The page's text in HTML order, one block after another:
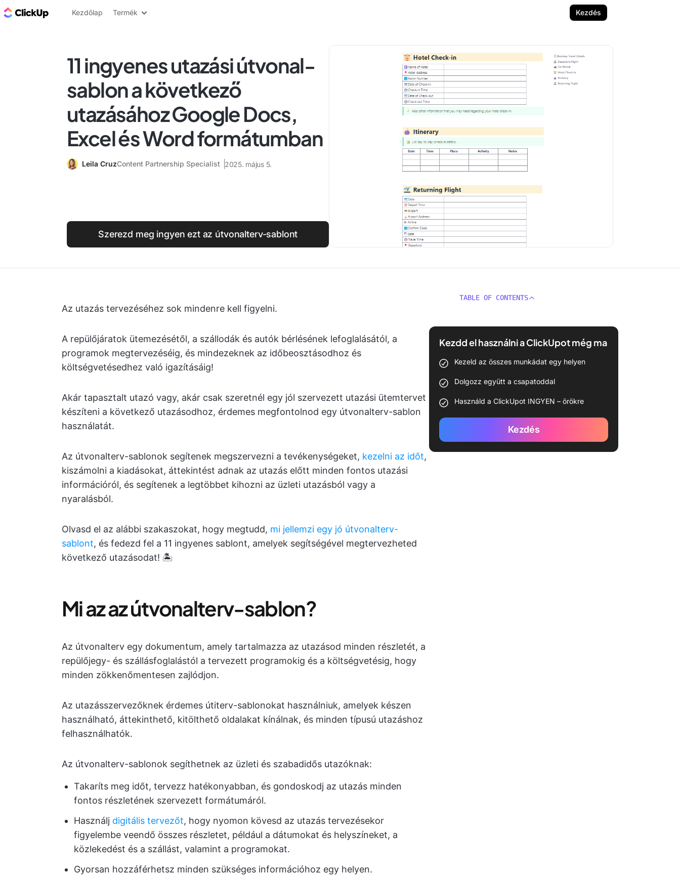
ClickUp blog
Kezdőlap Termék Kezdés
11 ingyenes utazási útvonal-
sablon a következő
utazásához Google Docs,
Excel és Word formátumban
Leila CruzContent Partnership Specialist 2025. május 5.
Szerezd meg ingyen ezt az útvonalterv-sablont
Az utazás tervezéséhez sok mindenre kell figyelni.
A repülőjáratok ütemezésétől, a szállodák és autók bérlésének lefoglalásától, a
programok megtervezéséig, és mindezeknek az időbeosztásodhoz és
költségvetésedhez való igazításáig!
Akár tapasztalt utazó vagy, akár csak szeretnél egy jól szervezett utazási ütemtervet
készíteni a következő utazásodhoz, érdemes megfontolnod egy útvonalterv-sablon
használatát.
Az útvonalterv-sablonok segítenek megszervezni a tevékenységeket, kezelni az időt,
kiszámolni a kiadásokat, áttekintést adnak az utazás előtt minden fontos utazási
információról, és segítenek a legtöbbet kihozni az üzleti utazásból vagy a
nyaralásból.
Olvasd el az alábbi szakaszokat, hogy megtudd, mi jellemzi egy jó útvonalterv-
sablont, és fedezd fel a 11 ingyenes sablont, amelyek segítségével megtervezheted
következő utazásodat! 🏝️
Mi az az útvonalterv-sablon?
Az útvonalterv egy dokumentum, amely tartalmazza az utazásod minden részletét, a
repülőjegy- és szállásfoglalástól a tervezett programokig és a költségvetésig, hogy
minden zökkenőmentesen zajlódjon.
Az utazásszervezőknek érdemes útiterv-sablonokat használniuk, amelyek készen
használható, áttekinthető, kitölthető oldalakat kínálnak, és minden típusú utazáshoz
felhasználhatók.
Az útvonalterv-sablonok segíthetnek az üzleti és szabadidős utazóknak:
Takaríts meg időt, tervezz hatékonyabban, és gondoskodj az utazás minden
fontos részletének szervezett formátumáról.
Használj digitális tervezőt, hogy nyomon kövesd az utazás tervezésekor
figyelembe veendő összes részletet, például a dátumokat és helyszíneket, a
közlekedést és a szállást, valamint a programokat.
Gyorsan hozzáférhetsz minden szükséges információhoz egy helyen.
TABLE OF CONTENTS
Kezdd el használni a ClickUpot még ma
Kezeld az összes munkádat egy helyen
Dolgozz együtt a csapatoddal
Használd a ClickUpot INGYEN – örökre
Kezdés